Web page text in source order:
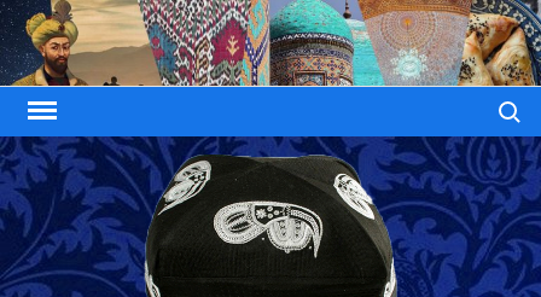
Skip
to
content